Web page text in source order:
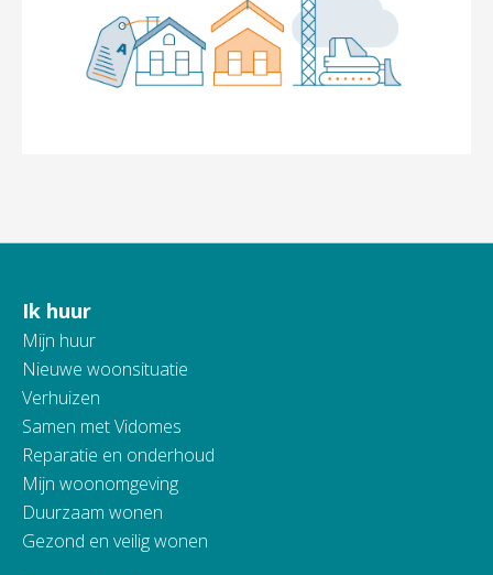
Contactinformatie
Ik huur
Mijn huur
Nieuwe woonsituatie
Verhuizen
Samen met Vidomes
Reparatie en onderhoud
Mijn woonomgeving
Duurzaam wonen
Gezond en veilig wonen